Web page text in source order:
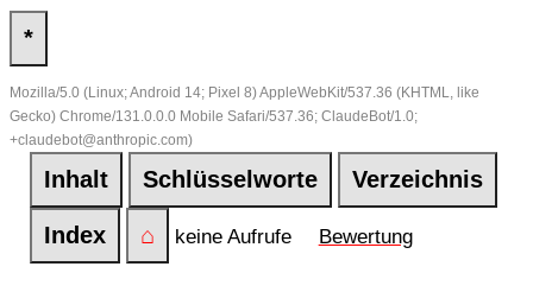
*
Mozilla/5.0 (Linux; Android 14; Pixel 8) AppleWebKit/537.36 (KHTML, like
Gecko) Chrome/131.0.0.0 Mobile Safari/537.36; ClaudeBot/1.0;
+claudebot@anthropic.com)
Inhalt Schlüsselworte Verzeichnis
Index ⌂ keine Aufrufe Bewertung